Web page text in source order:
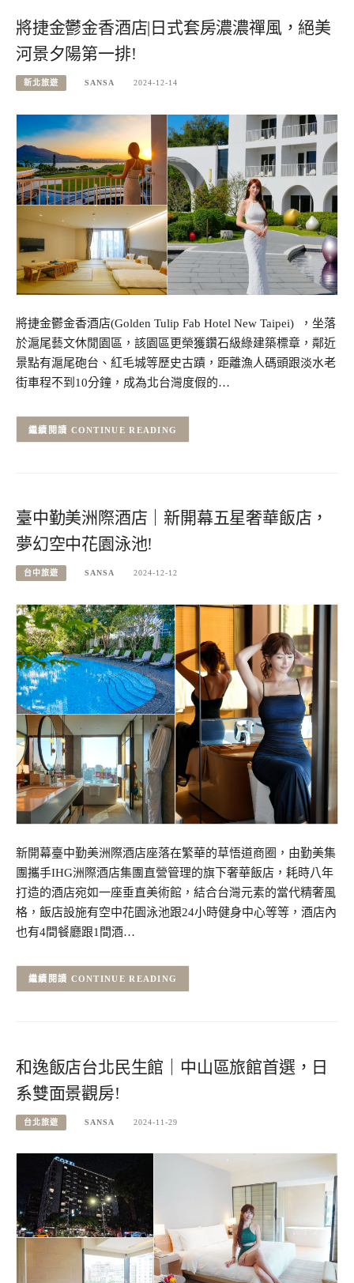
將捷金鬱金香酒店|日式套房濃濃禪風，絕美
河景夕陽第一排!
新北旅遊 SANSA 2024-12-14
將捷金鬱金香酒店(Golden Tulip Fab Hotel New Taipei) ，坐落
於滬尾藝文休閒園區，該園區更榮獲鑽石級綠建築標章，鄰近
景點有滬尾砲台、紅毛城等歷史古蹟，距離漁人碼頭跟淡水老
街車程不到10分鐘，成為北台灣度假的…
CONTINUE READING
臺中勤美洲際酒店｜新開幕五星奢華飯店，
夢幻空中花園泳池!
台中旅遊 SANSA 2024-12-12
新開幕臺中勤美洲際酒店座落在繁華的草悟道商圈，由勤美集
團攜手IHG洲際酒店集團直營管理的旗下奢華飯店，耗時八年
打造的酒店宛如一座垂直美術館，結合台灣元素的當代精奢風
格，飯店設施有空中花園泳池跟24小時健身中心等等，酒店內
也有4間餐廳跟1間酒…
CONTINUE READING
和逸飯店台北民生館｜中山區旅館首選，日
系雙面景觀房!
台北旅遊 SANSA 2024-11-29